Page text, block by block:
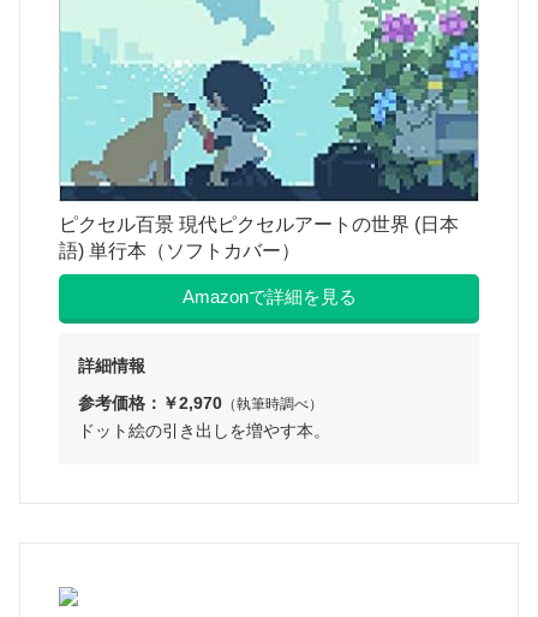
ピクセル百景 現代ピクセルアートの世界 (日本
語) 単行本（ソフトカバー）
Amazonで詳細を見る
詳細情報
参考価格：￥2,970 （執筆時調べ）
ドット絵の引き出しを増やす本。